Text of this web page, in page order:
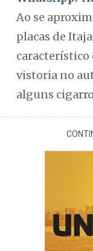
Ao se
placas de
característico
vistoria no
alguns